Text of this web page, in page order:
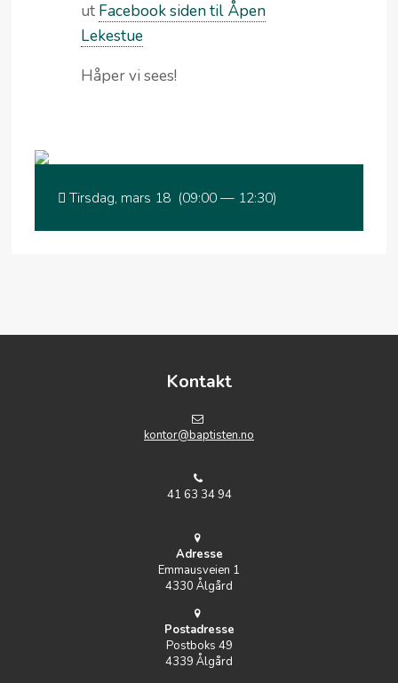
ut Facebook siden til Åpen
Lekestue
Håper vi sees!
Tirsdag, mars 18 (09:00 — 12:30)
Kontakt
kontor@baptisten.no
41 63 34 94
Adresse
Emmausveien 1
4330 Ålgård
Postadresse
Postboks 49
4339 Ålgård